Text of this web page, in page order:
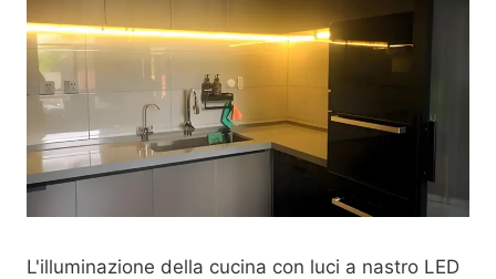
L'illuminazione della cucina con luci a nastro LED